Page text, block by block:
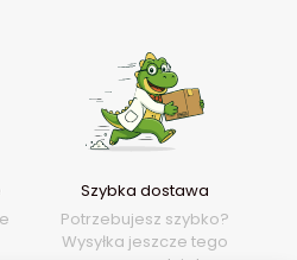
Szybka dostawa
Potrzebujesz szybko?
Wysyłka jeszcze tego